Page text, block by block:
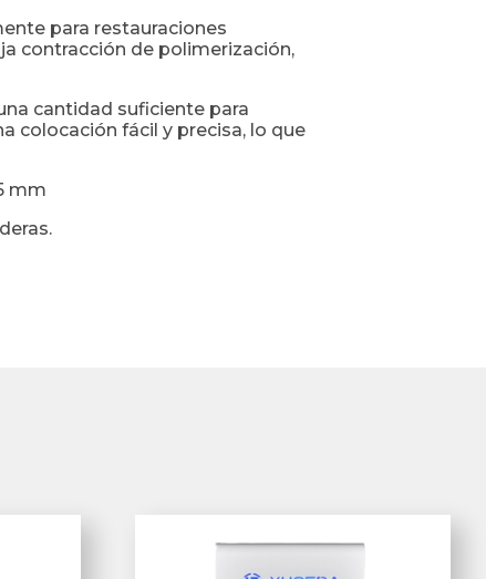
para restauraciones
contracción de polimerización,
cantidad suficiente para
colocación fácil y precisa, lo que
mm